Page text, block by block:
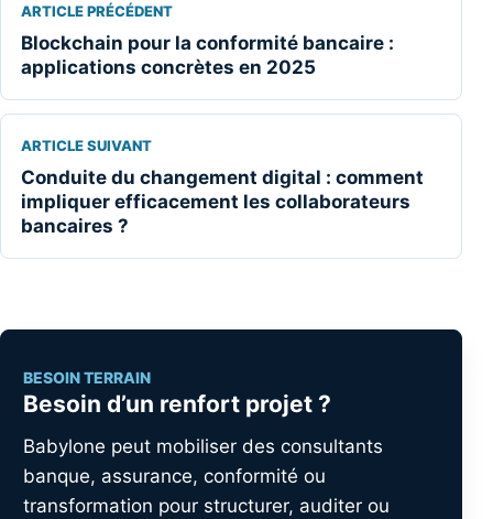
ARTICLE PRÉCÉDENT
Blockchain pour la conformité bancaire :
applications concrètes en 2025
ARTICLE SUIVANT
Conduite du changement digital : comment
impliquer efficacement les collaborateurs
bancaires ?
BESOIN TERRAIN
Besoin d’un renfort projet ?
Babylone peut mobiliser des consultants
banque, assurance, conformité ou
transformation pour structurer, auditer ou